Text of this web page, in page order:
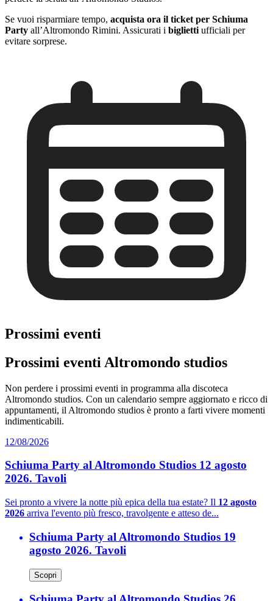
Se vuoi risparmiare tempo, acquista ora il ticket per Schiuma
Party all’Altromondo Rimini. Assicurati i biglietti ufficiali per
evitare sorprese.
Prossimi eventi
Prossimi eventi Altromondo studios
Non perdere i prossimi eventi in programma alla discoteca
Altromondo studios. Con un calendario sempre aggiornato e ricco di
appuntamenti, il Altromondo studios è pronto a farti vivere momenti
indimenticabili.
12/08/2026
Schiuma Party al Altromondo Studios 12 agosto
2026. Tavoli
Sei pronto a vivere la notte più epica della tua estate? Il 12 agosto
2026 arriva l'evento più fresco, travolgente e atteso de...
Schiuma Party al Altromondo Studios 19
agosto 2026. Tavoli
Scopri